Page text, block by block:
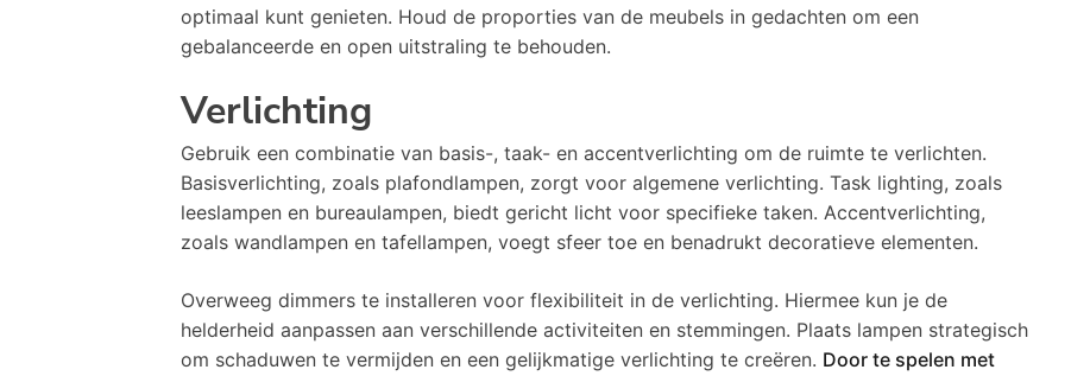
optimaal kunt genieten. Houd de proporties van de meubels in gedachten om een
gebalanceerde en open uitstraling te behouden.
Verlichting
Gebruik een combinatie van basis-, taak- en accentverlichting om de ruimte te verlichten.
Basisverlichting, zoals plafondlampen, zorgt voor algemene verlichting. Task lighting, zoals
leeslampen en bureaulampen, biedt gericht licht voor specifieke taken. Accentverlichting,
zoals wandlampen en tafellampen, voegt sfeer toe en benadrukt decoratieve elementen.
Overweeg dimmers te installeren voor flexibiliteit in de verlichting. Hiermee kun je de
helderheid aanpassen aan verschillende activiteiten en stemmingen. Plaats lampen strategisch
om schaduwen te vermijden en een gelijkmatige verlichting te creëren. Door te spelen met